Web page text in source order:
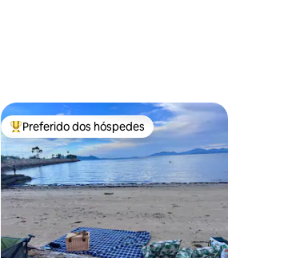
avaliação média de 5, 8 avaliações
Entre os melhores preferidos dos hóspedes
Preferido dos hóspedes